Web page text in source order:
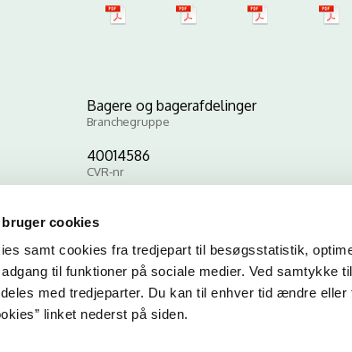
bruger cookies
samt cookies fra tredjepart til besøgsstatistik,
til funktioner på sociale medier. Ved samtykke
med tredjeparter. Du kan til enhver tid ændre
linket nederst på siden.
Bagere og bagerafdelinger
Branchegruppe
40014586
CVR-nr
Kopier link til at indsætte på virksomhedens